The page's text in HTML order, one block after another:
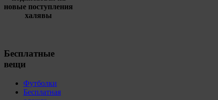
новые поступления
халявы
Бесплатные
вещи
Футболки
Бесплатная